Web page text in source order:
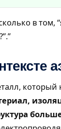
в том,
который